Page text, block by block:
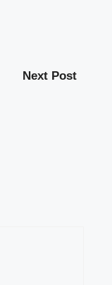
Next Post